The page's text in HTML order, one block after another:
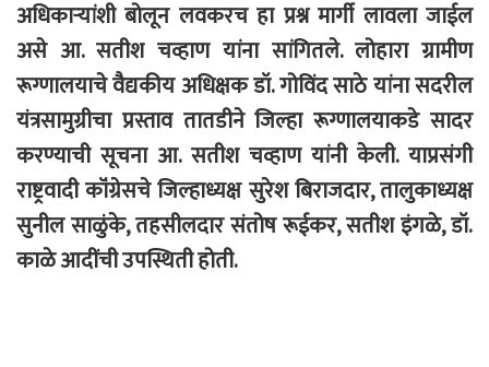
अधिकार्‍यांशी बोलून लवकरच हा प्रश्न मार्गी लावला जाईल
असे आ. सतीश चव्हाण यांना सांगितले. लोहारा ग्रामीण
रूग्णालयाचे वैद्यकीय अधिक्षक डॉ. गोविंद साठे यांना सदरील
यंत्रसामुग्रीचा प्रस्ताव तातडीने जिल्हा रूग्णालयाकडे सादर
करण्याची सूचना आ. सतीश चव्हाण यांनी केली. याप्रसंगी
राष्ट्रवादी कॉंग्रेसचे जिल्हाध्यक्ष सुरेश बिराजदार, तालुकाध्यक्ष
सुनील साळुंके, तहसीलदार संतोष रूईकर, सतीश इंगळे, डॉ.
काळे आदींची उपस्थिती होती.